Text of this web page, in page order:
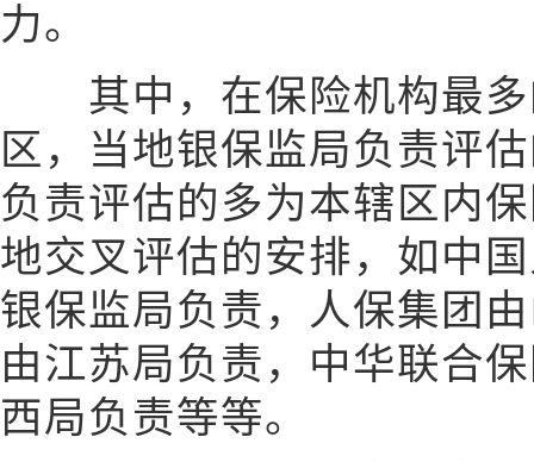
力。
其中，在保险机构最多
区，当地银保监局负责评
负责评估的多为本辖区内
地交叉评估的安排，如中
银保监局负责，人保集团
由江苏局负责，中华联合
西局负责等等。